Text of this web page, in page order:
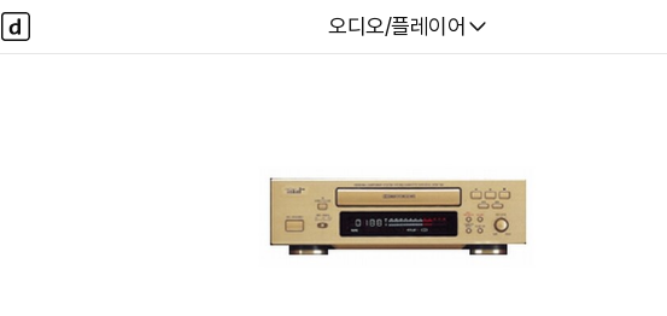
다나와
오디오/플레이어
다
나